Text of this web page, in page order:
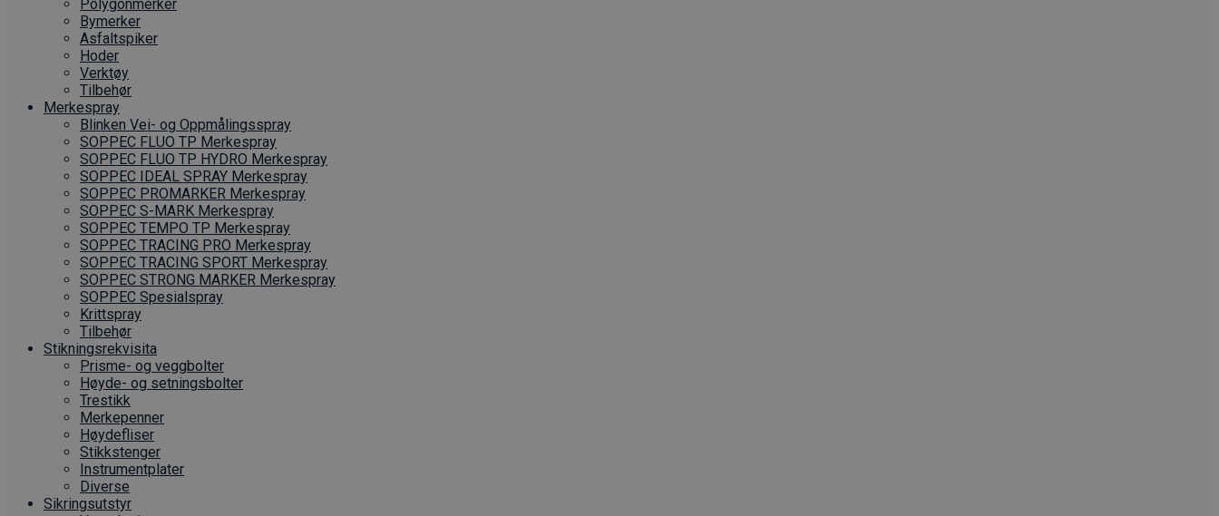
Polygonmerker
Bymerker
Asfaltspiker
Hoder
Verktøy
Tilbehør
Merkespray
Blinken Vei- og Oppmålingsspray
SOPPEC FLUO TP Merkespray
SOPPEC FLUO TP HYDRO Merkespray
SOPPEC IDEAL SPRAY Merkespray
SOPPEC PROMARKER Merkespray
SOPPEC S-MARK Merkespray
SOPPEC TEMPO TP Merkespray
SOPPEC TRACING PRO Merkespray
SOPPEC TRACING SPORT Merkespray
SOPPEC STRONG MARKER Merkespray
SOPPEC Spesialspray
Krittspray
Tilbehør
Stikningsrekvisita
Prisme- og veggbolter
Høyde- og setningsbolter
Trestikk
Merkepenner
Høydefliser
Stikkstenger
Instrumentplater
Diverse
Sikringsutstyr